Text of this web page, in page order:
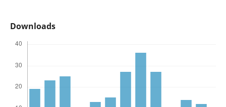
Downloads